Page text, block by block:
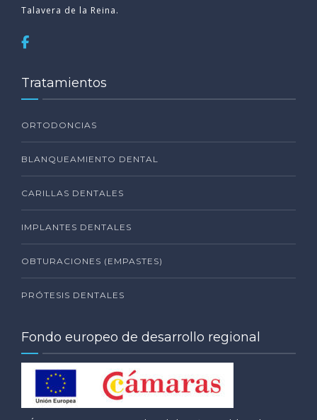
Talavera de la Reina.
Tratamientos
ORTODONCIAS
BLANQUEAMIENTO DENTAL
CARILLAS DENTALES
IMPLANTES DENTALES
OBTURACIONES (EMPASTES)
PRÓTESIS DENTALES
Fondo europeo de desarrollo regional